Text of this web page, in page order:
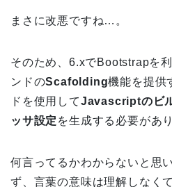
まさに改悪ですね…。
そのため、6.xでBootstrapを
ンドのScafolding機能を提供
ドを使用してJavascriptのビ
ッサ設定 を生成する必要があ
何言ってるかわからないと思
ず、言葉の意味は理解しなく